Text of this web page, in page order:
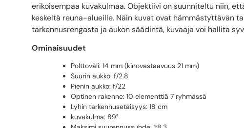
erikoisempaa kuvakulmaa. Objektiivi on suunniteltu niin,
keskeltä reuna-alueille. Näin kuvat ovat hämmästyttävän
tarkennusrengasta ja aukon säädintä, kuvaaja voi hallita
Ominaisuudet
Polttoväli: 14 mm (kinovastaavuus 21 mm)
Suurin aukko: f/2.8
Pienin aukko: f/22
Optinen rakenne: 10 elementtiä 7 ryhmässä
Lyhin tarkennusetäisyys: 18 cm
kuvakulma: 89°